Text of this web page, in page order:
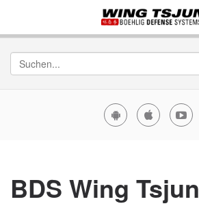
BDS Wing Tsjun